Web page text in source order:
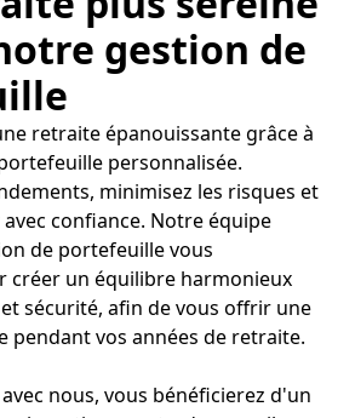
gestion de
retraite épanouissante grâce à
personnalisée.
minimisez les risques et
confiance. Notre équipe
de portefeuille vous
créer un équilibre harmonieux
sécurité, afin de vous offrir une
pendant vos années de retraite.
nous, vous bénéficierez d'un